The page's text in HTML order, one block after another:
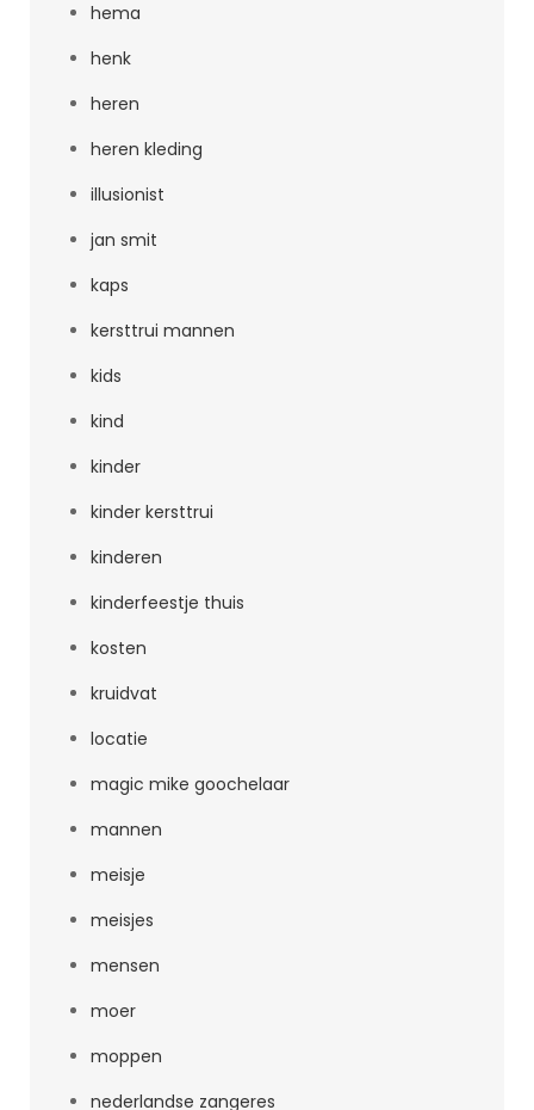
hema
henk
heren
heren kleding
illusionist
jan smit
kaps
kersttrui mannen
kids
kind
kinder
kinder kersttrui
kinderen
kinderfeestje thuis
kosten
kruidvat
locatie
magic mike goochelaar
mannen
meisje
meisjes
mensen
moer
moppen
nederlandse zangeres